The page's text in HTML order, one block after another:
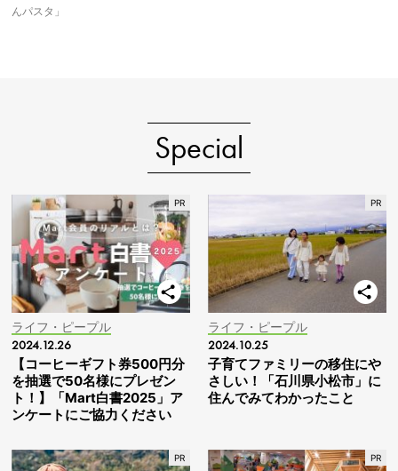
んパスタ」
Special
ライフ・ピープル
2024.12.26
【コーヒーギフト券500円分
を抽選で50名様にプレゼン
ト！】「Mart白書2025」ア
ンケートにご協力ください
ライフ・ピープル
2024.10.25
子育てファミリーの移住にや
さしい！「石川県小松市」に
住んでみてわかったこと